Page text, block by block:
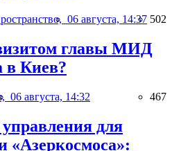
06 августа, 14:37 502
главы МИД
в Киев?
06 августа, 14:32 467
для
«Азеркосмоса»: